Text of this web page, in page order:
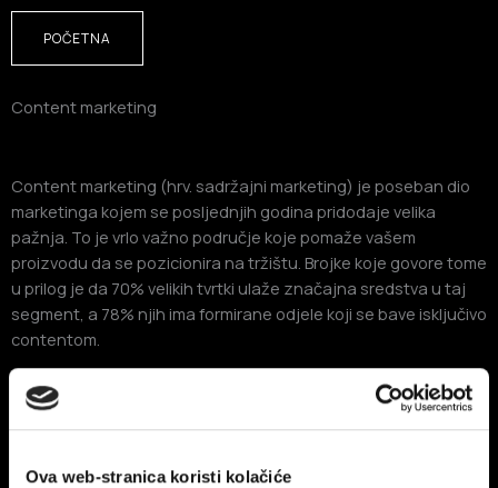
Ova web-stranica koristi kolačiće
POČETNA
Content marketing
Content marketing (hrv. sadržajni marketing) je poseban dio
marketinga kojem se posljednjih godina pridodaje velika
pažnja. To je vrlo važno područje koje pomaže vašem
proizvodu da se pozicionira na tržištu. Brojke koje govore tome
u prilog je da 70% velikih tvrtki ulaže značajna sredstva u taj
segment, a 78% njih ima formirane odjele koji se bave isključivo
contentom.
Zašto mi treba content?